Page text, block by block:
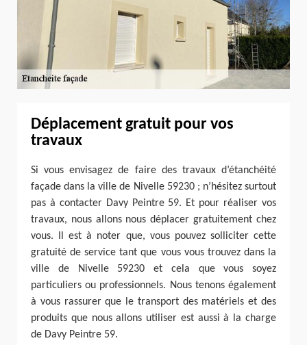
Déplacement gratuit pour vos
travaux
Si vous envisagez de faire des travaux d’étanchéité
façade dans la ville de Nivelle 59230 ; n’hésitez surtout
pas à contacter Davy Peintre 59. Et pour réaliser vos
travaux, nous allons nous déplacer gratuitement chez
vous. Il est à noter que, vous pouvez solliciter cette
gratuité de service tant que vous vous trouvez dans la
ville de Nivelle 59230 et cela que vous soyez
particuliers ou professionnels. Nous tenons également
à vous rassurer que le transport des matériels et des
produits que nous allons utiliser est aussi à la charge
de Davy Peintre 59.